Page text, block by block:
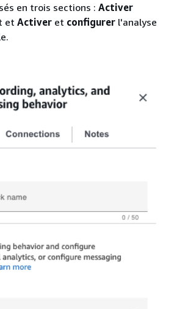
en trois sections : Activer
et Activer et configurer l'analyse